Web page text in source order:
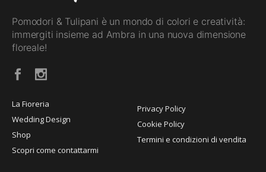
Pomodori & Tulipani è un mondo di colori e creatività:
immergiti insieme ad Ambra in una nuova dimensione
floreale!
La Fioreria
Wedding Design
Shop
Scopri come contattarmi
Privacy Policy
Cookie Policy
Termini e condizioni di vendita